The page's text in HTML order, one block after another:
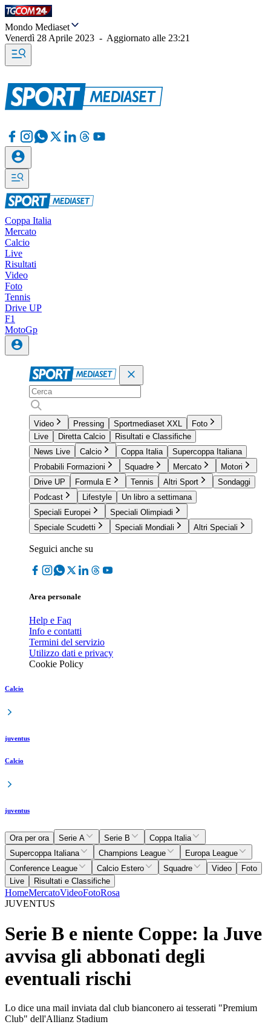
Mondo Mediaset
Venerdì 28 Aprile 2023 - Aggiornato alle 23:21
Coppa Italia
Mercato
Calcio
Live
Risultati
Video
Foto
Tennis
Drive UP
F1
MotoGp
Video Pressing Sportmediaset XXL
Foto
Live
Diretta Calcio
Risultati e Classifiche
News Live
Calcio Coppa Italia
Supercoppa Italiana
Probabili Formazioni
Squadre Mercato
Motori
Drive UP
Formula E Tennis Altri Sport
Sondaggi
Podcast
Lifestyle
Un libro a settimana
Speciali Europei
Speciali Olimpiadi
Speciale Scudetti
Speciali Mondiali Altri Speciali
Seguici anche su
Area personale
Help e Faq
Info e contatti
Termini del servizio
Utilizzo dati e privacy
Cookie Policy
Calcio
juventus
Calcio
juventus
Ora per ora Serie A Serie B
Coppa Italia
Supercoppa Italiana
Champions League
Europa League
Conference League
Calcio Estero Squadre Video
Foto
Live
Risultati e Classifiche
HomeMercatoVideoFotoRosa
JUVENTUS
Serie B e niente Coppe: la Juve
avvisa gli abbonati degli
eventuali rischi
Lo dice una mail inviata dal club bianconero ai tesserati "Premium
Club" dell'Allianz Stadium